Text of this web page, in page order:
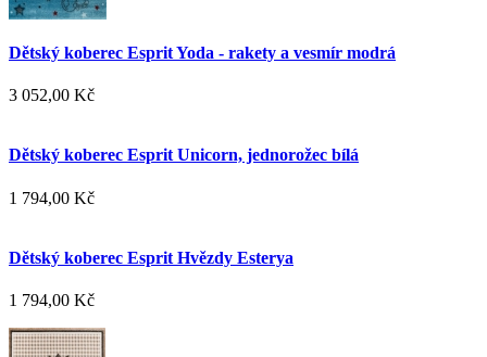
Dětský koberec Esprit Yoda - rakety a vesmír modrá
3 052,00 Kč
Dětský koberec Esprit Unicorn, jednorožec bílá
1 794,00 Kč
Dětský koberec Esprit Hvězdy Esterya
1 794,00 Kč